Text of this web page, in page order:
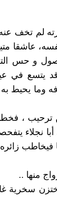
لم تخف
عاشقا
و حس
يتسع في
وما يحيط
ترحيب ،
نجلاء
فيخاطب
منها ..
سخرية